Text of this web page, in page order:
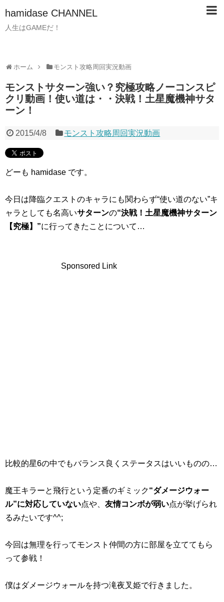
hamidase CHANNEL
人生はGAMEだ！
ホーム モンスト攻略周回実況動画
モンストサターン強い？究極攻略ノーコンスピ
クリ動画！使い道は・・決戦！土星魔機神サタ
ーン！
2015/4/8 モンスト攻略周回実況動画
どーも hamidase です。
今日は降臨クエストのキャラにも関わらず“使い道のない”キ
ャラとしても名高いサターンの“決戦！土星魔機神サターン
【究極】”に行ってきたことについて…
Sponsored Link
比較的星6の中でもバランス良くステータスはいいものの…
魔王キラーと飛行という定番のギミック“ダメージウォー
ル”に対応していない点や、 友情コンボが弱い点が挙げられ
るみたいです^^;
今回は無理を行ってモンスト仲間の方に部屋を立ててもら
って参戦！
僕はダメージウォールを持つ滝夜叉姫で行きました。